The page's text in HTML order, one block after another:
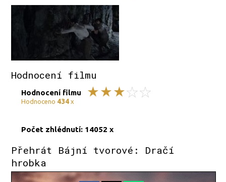
Hodnocení filmu
Hodnocení filmu
Hodnoceno 434x
Počet zhlédnutí: 14052 x
Přehrát Bájní tvorové: Dračí
hrobka